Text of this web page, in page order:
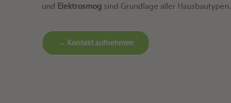
und Elektrosmog sind Grundlage aller Hausbautypen.
→ Kontakt aufnehmen